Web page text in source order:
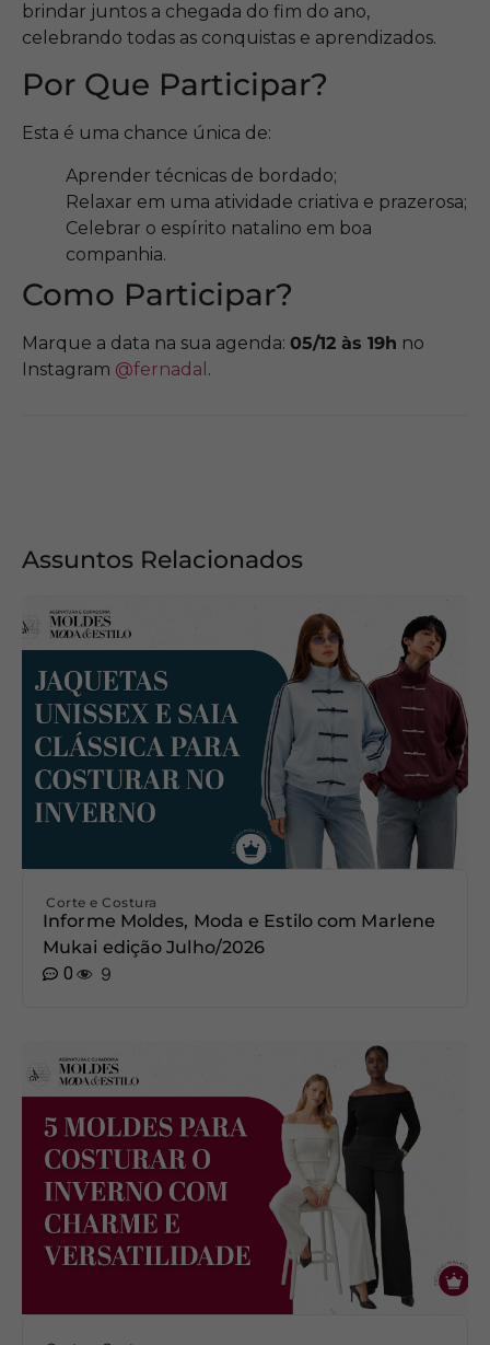
brindar juntos a chegada do fim do ano,
celebrando todas as conquistas e aprendizados.
Por Que Participar?
Esta é uma chance única de:
Aprender técnicas de bordado;
Relaxar em uma atividade criativa e prazerosa;
Celebrar o espírito natalino em boa
companhia.
Como Participar?
Marque a data na sua agenda: 05/12 às 19h no
Instagram @fernadal .
Assuntos Relacionados
Corte e Costura
Informe Moldes, Moda e Estilo com Marlene
Mukai edição Julho/2026
0
9